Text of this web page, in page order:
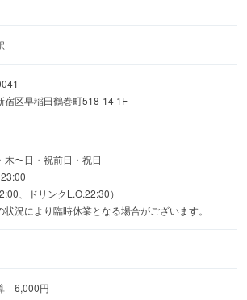
める日本酒や地酒を選りすぐりご用
楽しみください。
地よい空間
静かな雰囲気で、
なる落ち着いた空間。
ら、週末のゆったりとしたお食事ま
添います。
宿区早稲田鶴巻町518-14 1F
木〜日・祝前日・祝日
、ドリンクL.O.22:30）
状況により臨時休業となる場合がございます。
6,000円